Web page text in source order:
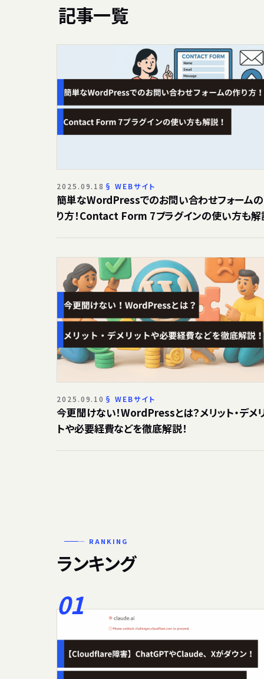
記事一覧
2025.09.18 WEBサイト
簡単なWordPressでのお問い合わせフォーム
り方！Contact Form 7プラグインの使い方も解
2025.09.10 WEBサイト
今更聞けない！WordPressとは？メリット・デメ
トや必要経費などを徹底解説！
— RANKING
ランキング